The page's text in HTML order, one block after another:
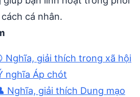
cá nhân.
Nghĩa, giải thích trong xã hội
nghĩa Áp chót
Nghĩa, giải thích Dung mạo